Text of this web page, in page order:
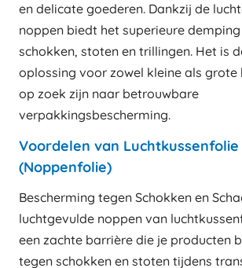
en delicate goederen. Dankzij de
noppen biedt het superieure
schokken, stoten en trillingen. Het is
oplossing voor zowel kleine als grote
op zoek zijn naar betrouwbare
verpakkingsbescherming.
Voordelen van Luchtkussenfolie
(Noppenfolie)
Bescherming tegen Schokken en
luchtgevulde noppen van
een zachte barrière die je producten
tegen schokken en stoten tijdens